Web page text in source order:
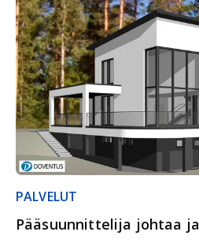
PALVELUT
Pääsuunnittelija johtaa